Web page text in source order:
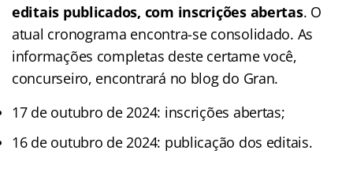
editais publicados, com inscrições abertas. O
atual cronograma encontra-se consolidado. As
informações completas deste certame você,
concurseiro, encontrará no blog do Gran.
17 de outubro de 2024: inscrições abertas;
16 de outubro de 2024: publicação dos editais.